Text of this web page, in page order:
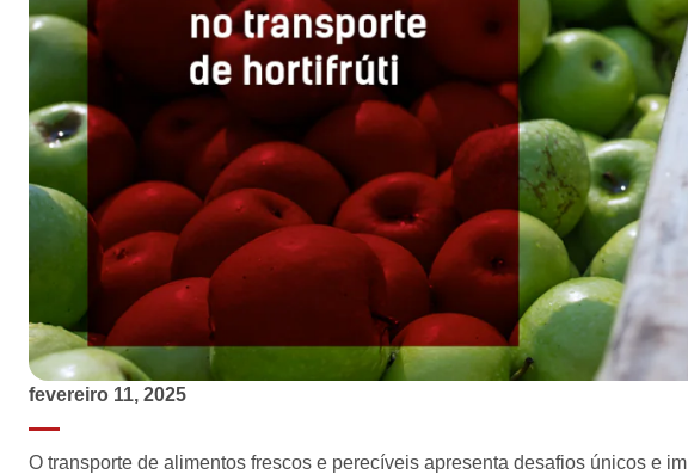
fevereiro 11, 2025
O transporte de alimentos frescos e perecíveis apresenta desafios únicos e